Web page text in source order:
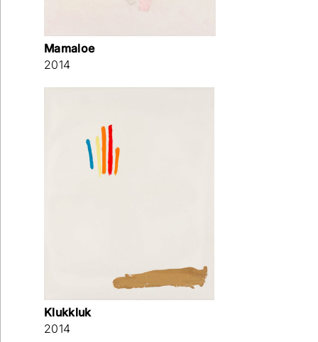
Mamaloe
2014
Klukkluk
2014
Wilt u op de hoogte blijven dan kunt u zich hier
inschrijven voor onze nieuwsbrief.